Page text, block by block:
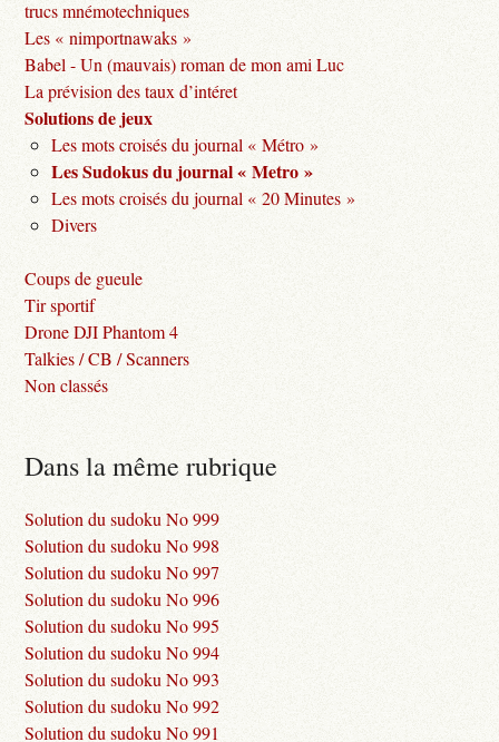
trucs mnémotechniques
Les « nimportnawaks »
Babel - Un (mauvais) roman de mon ami Luc
La prévision des taux d’intéret
Solutions de jeux
Les mots croisés du journal « Métro »
Les Sudokus du journal « Metro »
Les mots croisés du journal « 20 Minutes »
Divers
Coups de gueule
Tir sportif
Drone DJI Phantom 4
Talkies / CB / Scanners
Non classés
Dans la même rubrique
Solution du sudoku No 999
Solution du sudoku No 998
Solution du sudoku No 997
Solution du sudoku No 996
Solution du sudoku No 995
Solution du sudoku No 994
Solution du sudoku No 993
Solution du sudoku No 992
Solution du sudoku No 991